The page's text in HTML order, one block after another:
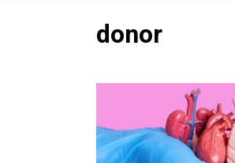
TERUG NAAR TOENdonor